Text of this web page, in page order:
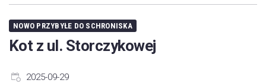
NOWO PRZYBYŁE DO SCHRONISKA
Kot z ul. Storczykowej
2025-09-29